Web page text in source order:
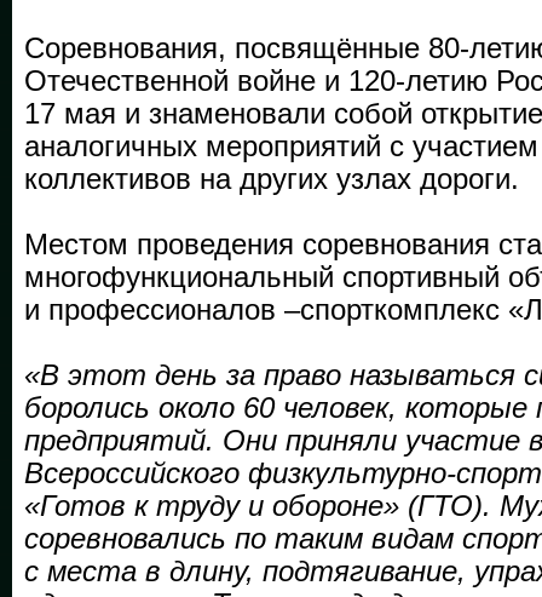
Соревнования, посвящённые 80-
Отечественной войне и 120-летию
17 мая и знаменовали собой
аналогичных мероприятий с
коллективов на других узлах дороги.
Местом проведения соревнования
многофункциональный спортивный
и профессионалов –спорткомплекс
«В этот день за право называться
боролись около 60 человек,
предприятий. Они приняли участие
Всероссийского физкультурно-
«Готов к труду и обороне» (ГТО).
соревновались по таким видам
с места в длину, подтягивание,